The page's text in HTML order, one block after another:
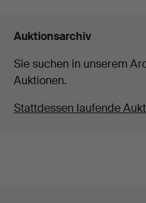
Auktionsarchiv
Sie suchen in unserem
Auktionen.
Stattdessen laufende